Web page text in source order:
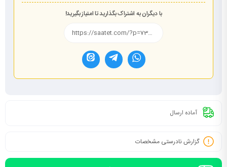
با دیگران به اشتراک بگذارید تا امتیاز بگیرید!
آماده ارسال
گزارش نادرستی مشخصات